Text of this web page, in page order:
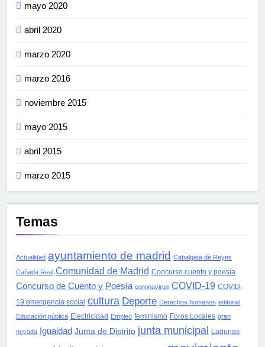
mayo 2020
abril 2020
marzo 2020
marzo 2016
noviembre 2015
mayo 2015
abril 2015
marzo 2015
Temas
Actualidad ayuntamiento de madrid Cabalgata de Reyes
Cañada Real Comunidad de Madrid Concurso cuento y poesía
Concurso de Cuento y Poesía coronavirus COVID-19 COVID-
19 emergencia social cultura Deporte Derechos humanos editorial
Educación pública Electricidad Empleo feminismo Foros Locales gran
nevada Igualdad Junta de Distrito junta municipal Lagunas